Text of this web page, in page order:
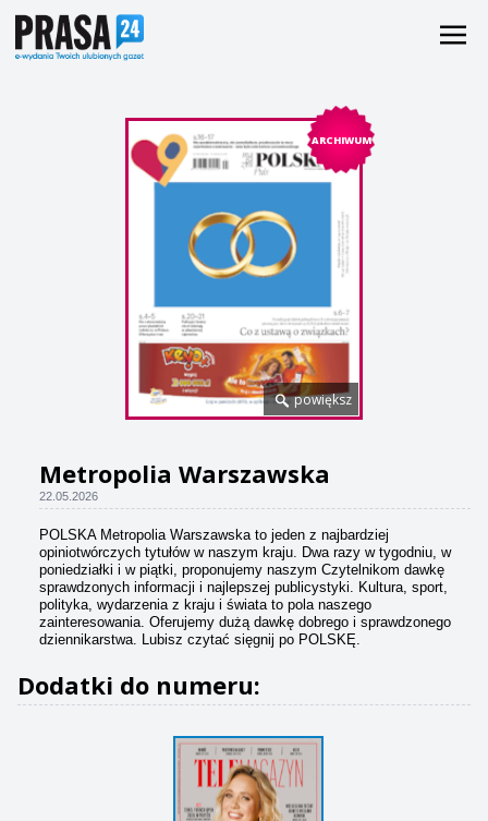
ARCHIWUM
powiększ
Metropolia Warszawska
22.05.2026
POLSKA Metropolia Warszawska to jeden z najbardziej
opiniotwórczych tytułów w naszym kraju. Dwa razy w tygodniu, w
poniedziałki i w piątki, proponujemy naszym Czytelnikom dawkę
sprawdzonych informacji i najlepszej publicystyki. Kultura, sport,
polityka, wydarzenia z kraju i świata to pola naszego
zainteresowania. Oferujemy dużą dawkę dobrego i sprawdzonego
dziennikarstwa. Lubisz czytać sięgnij po POLSKĘ.
Dodatki do numeru: